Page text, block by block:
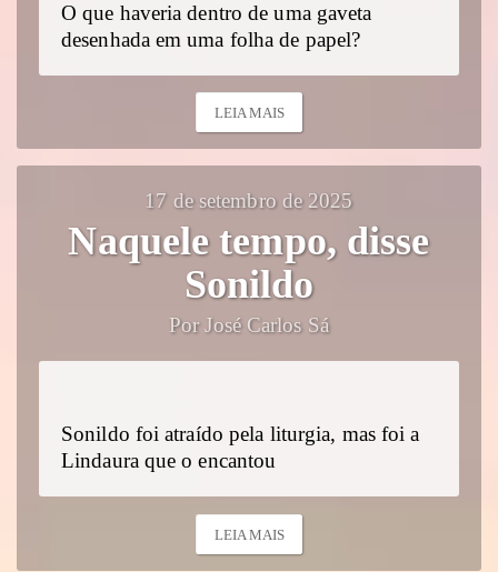
O que haveria dentro de uma gaveta
desenhada em uma folha de papel?
LEIA MAIS
17 de setembro de 2025
Naquele tempo, disse
Sonildo
Por José Carlos Sá
Sonildo foi atraído pela liturgia, mas foi a
Lindaura que o encantou
LEIA MAIS